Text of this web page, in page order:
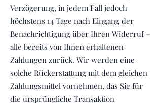
Verzögerung, in jedem Fall jedoch
höchstens 14 Tage nach Eingang der
Benachrichtigung über Ihren Widerruf –
alle bereits von Ihnen erhaltenen
Zahlungen zurück. Wir werden eine
solche Rückerstattung mit dem gleichen
Zahlungsmittel vornehmen, das Sie für
die ursprüngliche Transaktion